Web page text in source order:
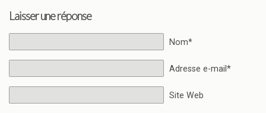
Laisser une réponse
Nom*
Adresse e-mail*
Site Web